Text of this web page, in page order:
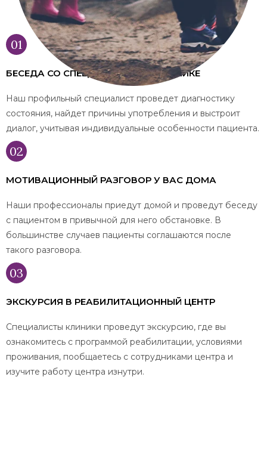
БЕСЕДА СО СПЕЦИАЛИСТОМ В КЛИНИКЕ
Наш профильный специалист проведет диагностику
состояния, найдет причины употребления и выстроит
диалог, учитывая индивидуальные особенности пациента.
МОТИВАЦИОННЫЙ РАЗГОВОР У ВАС ДОМА
Наши профессионалы приедут домой и проведут беседу
с пациентом в привычной для него обстановке. В
большинстве случаев пациенты соглашаются после
такого разговора.
ЭКСКУРСИЯ В РЕАБИЛИТАЦИОННЫЙ ЦЕНТР
Специалисты клиники проведут экскурсию, где вы
ознакомитесь с программой реабилитации, условиями
проживания, пообщаетесь с сотрудниками центра и
изучите работу центра изнутри.